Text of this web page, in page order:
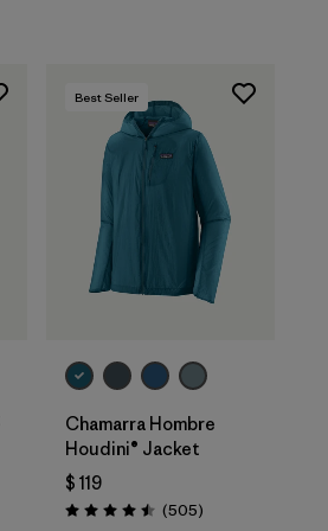
Best Seller
Chamarra Hombre
Houdini® Jacket
$ 119
Valoración: 4.5 / 5
(505Comentarios
)